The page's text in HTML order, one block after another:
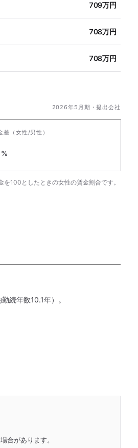
709万円
708万円
708万円
2026年5月期・提出会社
差 （女性/男性）
%
100としたときの女性の賃金割合です。
続年数10.1年）。
合があります。